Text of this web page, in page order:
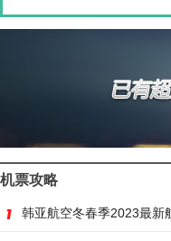
机票攻略
韩亚航空冬春季2023最新航线安排！